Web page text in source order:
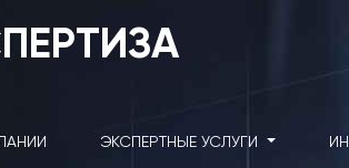
ЭКСПЕРТНЫЕ УСЛУГИ